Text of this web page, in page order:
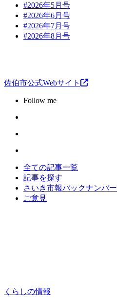
#2026年5月号
#2026年6月号
#2026年7月号
#2026年8月号
佐伯市公式Webサイト
Follow me
全ての記事一覧
記事を探す
さいき市報バックナンバー
ご意見
くらしの情報